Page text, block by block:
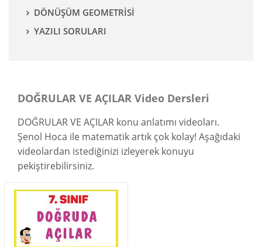
DÖNÜŞÜM GEOMETRİSİ
YAZILI SORULARI
DOĞRULAR VE AÇILAR Video Dersleri
DOĞRULAR VE AÇILAR konu anlatımı videoları.
Şenol Hoca ile matematik artık çok kolay! Aşağıdaki
videolardan istediğinizi izleyerek konuyu
pekiştirebilirsiniz.